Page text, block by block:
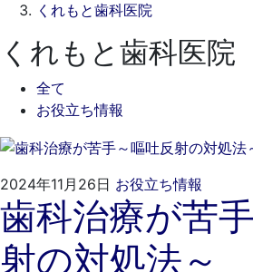
くれもと歯科医院
くれもと歯科医院
全て
お役立ち情報
2024年11月26日 お役立ち情報
年
10
れ
も
歯科治療が苦
射の対処法～